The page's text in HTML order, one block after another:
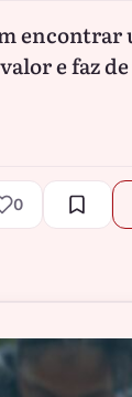
encontrar
e faz
0